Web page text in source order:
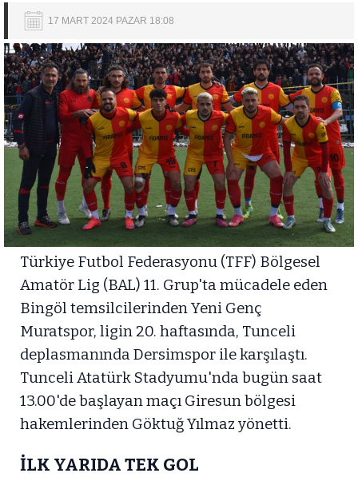
17 MART 2024 PAZAR 18:08
Türkiye Futbol Federasyonu (TFF) Bölgesel
Amatör Lig (BAL) 11. Grup'ta mücadele eden
Bingöl temsilcilerinden Yeni Genç
Muratspor, ligin 20. haftasında, Tunceli
deplasmanında Dersimspor ile karşılaştı.
Tunceli Atatürk Stadyumu'nda bugün saat
13.00'de başlayan maçı Giresun bölgesi
hakemlerinden Göktuğ Yılmaz yönetti.
İLK YARIDA TEK GOL